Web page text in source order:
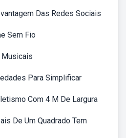
Das Redes Sociais
Sem Fio
Musicais
Para Simplificar
Com 4 M De Largura
De Um Quadrado Tem